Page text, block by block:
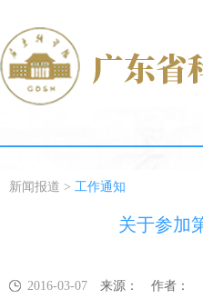
新闻报道 > 工作通知
关于参加
2016-03-07
来源： 作者：